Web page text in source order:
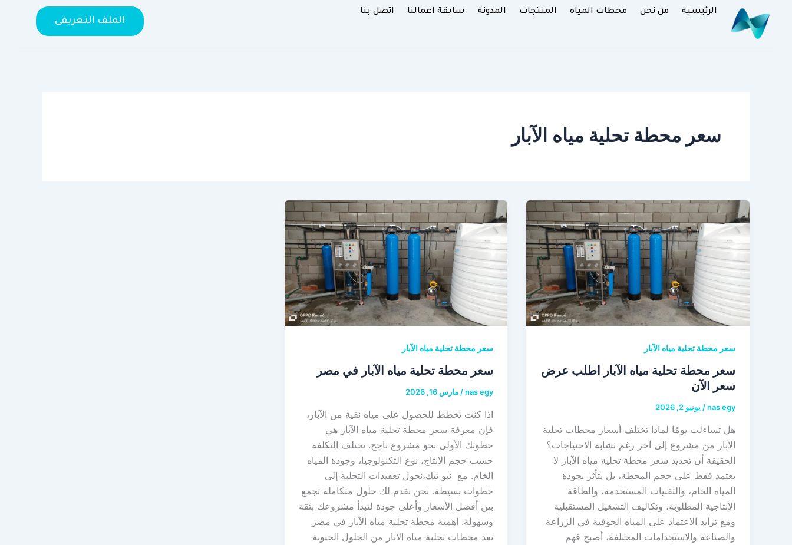
المحتوى
الرئيسية من نحن محطات المياه المنتجات المدونة سابقة اعمالنا اتصل بنا
الملف التعريفى
سعر محطة تحلية مياه الآبار
سعر محطة تحلية مياه الآبار
سعر محطة تحلية مياه الآبار اطلب عرض
سعر الآن
nas egy
/ يونيو 2, 2026
هل تساءلت يومًا لماذا تختلف أسعار محطات تحلية
الآبار من مشروع إلى آخر رغم تشابه الاحتياجات؟
الحقيقة أن تحديد سعر محطة تحلية مياه الآبار لا
يعتمد فقط على حجم المحطة، بل يتأثر بجودة
المياه الخام، والتقنيات المستخدمة، والطاقة
الإنتاجية المطلوبة، وتكاليف التشغيل المستقبلية
ومع تزايد الاعتماد على المياه الجوفية في الزراعة
والصناعة والاستخدامات المختلفة، أصبح فهم
سعر محطة تحلية مياه الآبار
سعر محطة تحلية مياه الآبار في مصر
nas egy
/ مارس 16, 2026
اذا كنت تخطط للحصول على مياه نقية من الآبار،
فإن معرفة سعر محطة تحلية مياه الآبار هي
خطوتك الأولى نحو مشروع ناجح. تختلف التكلفة
حسب حجم الإنتاج، نوع التكنولوجيا، وجودة المياه
الخام. مع نيو تيك،نحول تعقيدات التحلية إلى
خطوات بسيطة. نحن نقدم لك حلول متكاملة تجمع
بين أفضل الأسعار وأعلى جودة لتبدأ مشروعك بثقة
وسهولة. اهمية محطة تحلية مياه الآبار في مصر
تعد محطات تحلية مياه الآبار من الحلول الحيوية